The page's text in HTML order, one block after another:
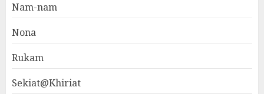
Nam-nam
Nona
Rukam
Sekiat@Khiriat